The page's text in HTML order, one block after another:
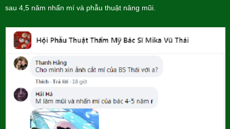
sau 4,5 năm nhấn mí và phẫu thuật nâng mũi.